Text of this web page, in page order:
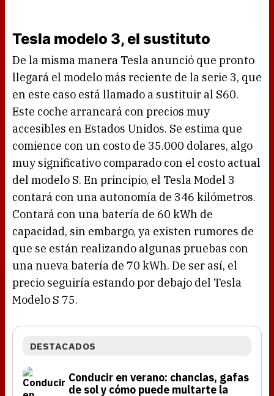
Tesla modelo 3, el sustituto
De la misma manera Tesla anunció que pronto
llegará el modelo más reciente de la serie 3, que
en este caso está llamado a sustituir al S60.
Este coche arrancará con precios muy
accesibles en Estados Unidos. Se estima que
comience con un costo de 35.000 dolares, algo
muy significativo comparado con el costo actual
del modelo S. En principio, el Tesla Model 3
contará con una autonomía de 346 kilómetros.
Contará con una batería de 60 kWh de
capacidad, sin embargo, ya existen rumores de
que se están realizando algunas pruebas con
una nueva batería de 70 kWh. De ser así, el
precio seguiría estando por debajo del Tesla
Modelo S 75.
DESTACADOS
Conducir en verano: chanclas, gafas
de sol y cómo puede multarte la